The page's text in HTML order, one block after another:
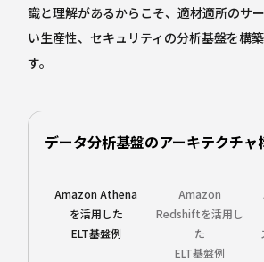
識と理解があるからこそ、適材適所のサ
い生産性、セキュリティの分析基盤を構
す。
データ分析基盤のアーキテクチャ
Amazon Athena
を活用した
ELT基盤例
Amazon
Redshiftを活用し
た
ELT基盤例